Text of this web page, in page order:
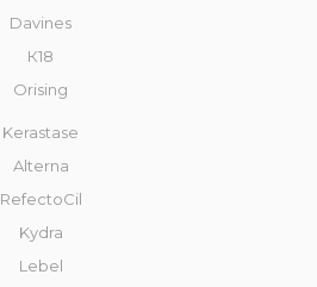
Davines
К18
Orising
Kerastase
Alterna
RefectoCil
Kydra
Lebel